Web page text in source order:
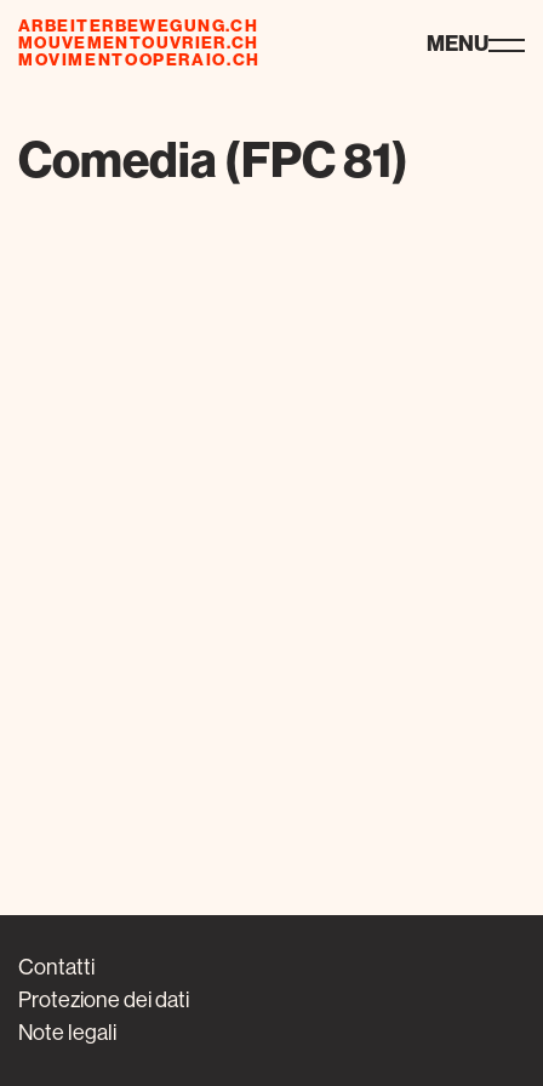
ARBEITERBEWEGUNG.CH
MOUVEMENTOUVRIER.CH
MOVIMENTOOPERAIO.CH
risorse MENU
Comedia (FPC 81)
Contatti
Protezione dei dati
Note legali